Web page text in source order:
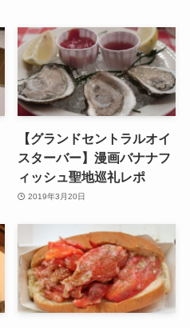
【グランドセントラルオイ
スターバー】漫画バナナフ
ィッシュ聖地巡礼レポ
2019年3月20日